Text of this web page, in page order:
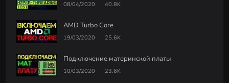
08/04/2020 40.8K
AMD Turbo Core
19/03/2020 25.6K
Подключение материнской платы
10/03/2020 23.6K